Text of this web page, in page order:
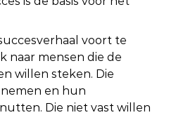
voort te
naar mensen die de
willen steken. Die
en hun
Die niet vast willen